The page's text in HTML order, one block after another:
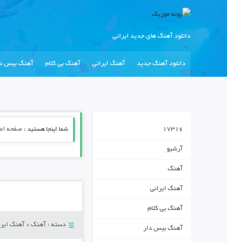
دانلود آهنگ های جدید ایرانی
دانلود آهنگ جدید آهنگ ایرانی آهنگ بی کلام آهنگ بیس
شما اینجا هستید : صفحه
دسته : آهنگ» آهنگ
17316
آرشیو
آهنگ
آهنگ ایرانی
آهنگ بی کلام
آهنگ بیس دار